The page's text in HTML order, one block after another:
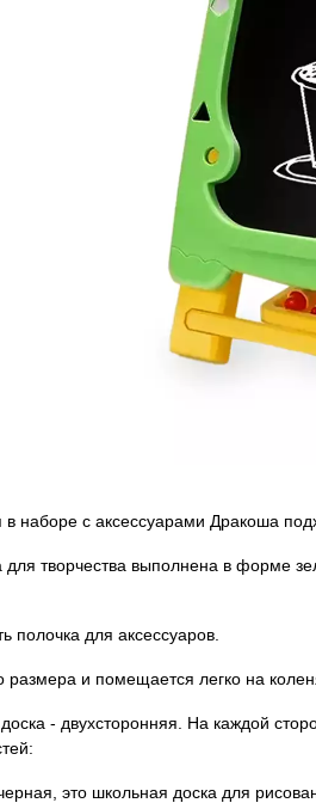
наборе с аксессуарами Дракоша
для творчества выполнена в форме
полочка для аксессуаров.
и помещается легко на
- двухсторонняя. На каждой
это школьная доска для